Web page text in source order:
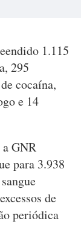
1.115
295
cocaína,
e 14
GNR
para 3.938
de
periódica